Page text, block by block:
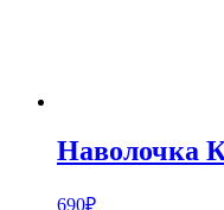
Наволочка
690₽